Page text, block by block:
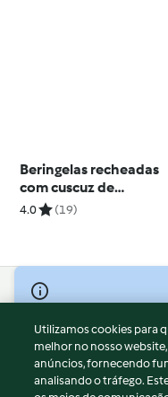
Beringelas recheadas
com cuscuz de
legumes
4.0 (19)
© Copyright 2026
Termos de Utilização
Aviso sobre Proteção de
Aviso
Utilizamos cookies para
melhor no nosso
anúncios, fornecendo
analisando o tráfego.